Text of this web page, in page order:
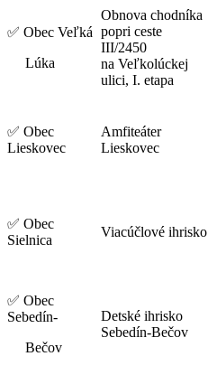
✅ Obec Veľká
Lúka
Obnova chodníka
popri ceste
III/2450
na Veľkolúckej
ulici, I. etapa
✅ Obec
Lieskovec
Amfiteáter
Lieskovec
✅ Obec
Sielnica
Viacúčlové ihrisko
✅ Obec
Sebedín-
Bečov
Detské ihrisko
Sebedín-Bečov